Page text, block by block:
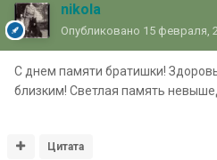
nikola
Опубликовано 15 февраля,
С днем памяти братишки!
близким! Светлая память
Цитата